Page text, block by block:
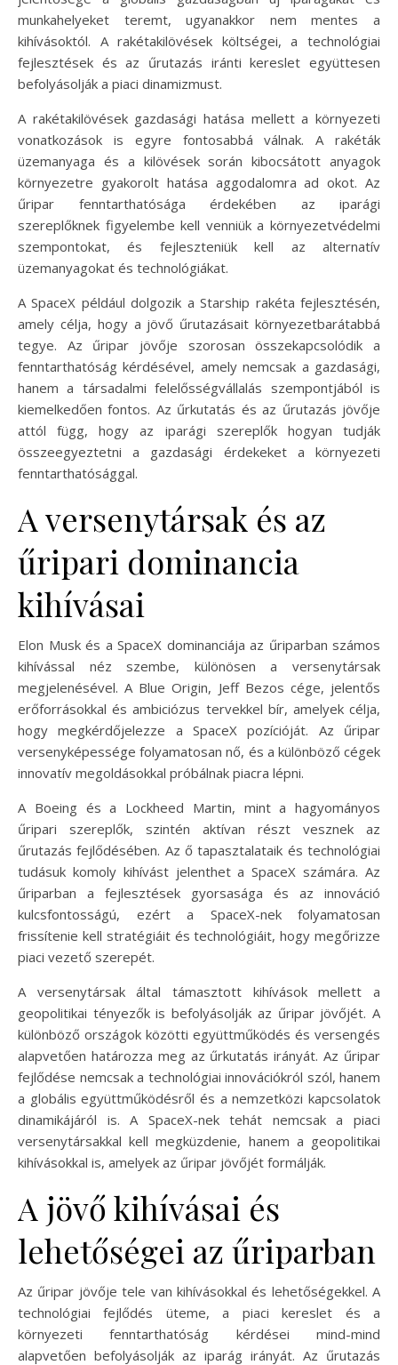
munkahelyeket teremt, ugyanakkor nem mentes a
kihívásoktól. A rakétakilövések költségei, a technológiai
fejlesztések és az űrutazás iránti kereslet együttesen
befolyásolják a piaci dinamizmust.
A rakétakilövések gazdasági hatása mellett a környezeti
vonatkozások is egyre fontosabbá válnak. A rakéták
üzemanyaga és a kilövések során kibocsátott anyagok
környezetre gyakorolt hatása aggodalomra ad okot. Az
űripar fenntarthatósága érdekében az iparági
szereplőknek figyelembe kell venniük a környezetvédelmi
szempontokat, és fejleszteniük kell az alternatív
üzemanyagokat és technológiákat.
A SpaceX például dolgozik a Starship rakéta fejlesztésén,
amely célja, hogy a jövő űrutazásait környezetbarátabbá
tegye. Az űripar jövője szorosan összekapcsolódik a
fenntarthatóság kérdésével, amely nemcsak a gazdasági,
hanem a társadalmi felelősségvállalás szempontjából is
kiemelkedően fontos. Az űrkutatás és az űrutazás jövője
attól függ, hogy az iparági szereplők hogyan tudják
összeegyeztetni a gazdasági érdekeket a környezeti
fenntarthatósággal.
A versenytársak és az
űripari dominancia
kihívásai
Elon Musk és a SpaceX dominanciája az űriparban számos
kihívással néz szembe, különösen a versenytársak
megjelenésével. A Blue Origin, Jeff Bezos cége, jelentős
erőforrásokkal és ambiciózus tervekkel bír, amelyek célja,
hogy megkérdőjelezze a SpaceX pozícióját. Az űripar
versenyképessége folyamatosan nő, és a különböző cégek
innovatív megoldásokkal próbálnak piacra lépni.
A Boeing és a Lockheed Martin, mint a hagyományos
űripari szereplők, szintén aktívan részt vesznek az
űrutazás fejlődésében. Az ő tapasztalataik és technológiai
tudásuk komoly kihívást jelenthet a SpaceX számára. Az
űriparban a fejlesztések gyorsasága és az innováció
kulcsfontosságú, ezért a SpaceX-nek folyamatosan
frissítenie kell stratégiáit és technológiáit, hogy megőrizze
piaci vezető szerepét.
A versenytársak által támasztott kihívások mellett a
geopolitikai tényezők is befolyásolják az űripar jövőjét. A
különböző országok közötti együttműködés és versengés
alapvetően határozza meg az űrkutatás irányát. Az űripar
fejlődése nemcsak a technológiai innovációkról szól, hanem
a globális együttműködésről és a nemzetközi kapcsolatok
dinamikájáról is. A SpaceX-nek tehát nemcsak a piaci
versenytársakkal kell megküzdenie, hanem a geopolitikai
kihívásokkal is, amelyek az űripar jövőjét formálják.
A jövő kihívásai és
lehetőségei az űriparban
Az űripar jövője tele van kihívásokkal és lehetőségekkel. A
technológiai fejlődés üteme, a piaci kereslet és a
környezeti fenntarthatóság kérdései mind-mind
alapvetően befolyásolják az iparág irányát. Az űrutazás